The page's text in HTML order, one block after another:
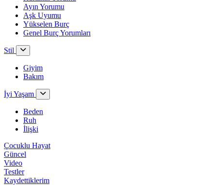
Ayın Yorumu
Aşk Uyumu
Yükselen Burç
Genel Burç Yorumları
Stil
Giyim
Bakım
İyi Yaşam
Beden
Ruh
İlişki
Çocuklu Hayat
Güncel
Video
Testler
Kaydettiklerim